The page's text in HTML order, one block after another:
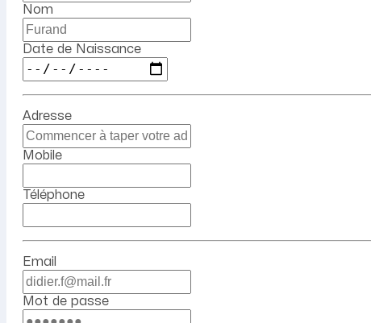
Nom
Date de Naissance
Adresse
Mobile
Téléphone
Email
Mot de passe